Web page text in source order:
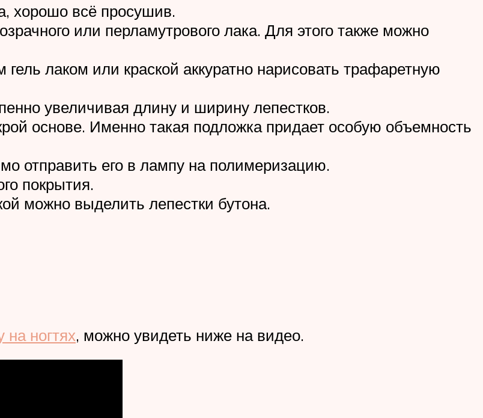
хорошо всё просушив.
или перламутрового лака. Для этого также можно
лаком или краской аккуратно нарисовать трафаретную
увеличивая длину и ширину лепестков.
основе. Именно такая подложка придает особую объемность
отправить его в лампу на полимеризацию.
покрытия.
можно выделить лепестки бутона.
на ногтях, можно увидеть ниже на видео.